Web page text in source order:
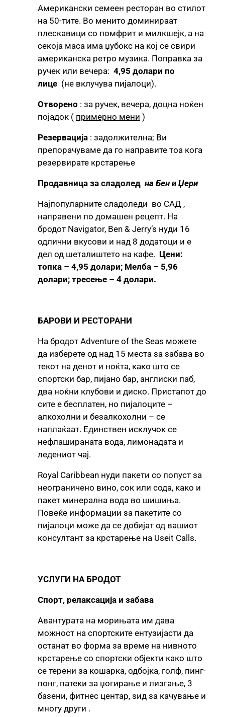
Американски семеен ресторан во стилот
на 50-тите. Во менито доминираат
плескавици со помфрит и милкшејк, а на
секоја маса има џубокс на кој се свири
американска ретро музика. Поправка за
ручек или вечера: 4,95 долари по
лице (не вклучува пијалоци).
Отворено : за ручек, вечера, доцна ноќен
појадок ( примерно мени )
Резервација : задолжителна; Ви
препорачуваме да го направите тоа кога
резервирате крстарење
Продавница за сладолед на Бен и Џери
Најпопуларните сладоледи во САД ,
направени по домашен рецепт. На
бродот Navigator, Ben & Jerry’s нуди 16
одлични вкусови и над 8 додатоци и е
дел од шеталиштето на кафе. Цени:
топка – 4,95 долари; Мелба – 5,96
долари; тресење – 4 долари.
БАРОВИ И РЕСТОРАНИ
На бродот Adventure of the Seas можете
да изберете од над 15 места за забава во
текот на денот и ноќта, како што се
спортски бар, пијано бар, англиски паб,
два ноќни клубови и диско. Пристапот до
сите е бесплатен, но пијалоците –
алкохолни и безалкохолни – се
наплаќаат. Единствен исклучок се
нефлашираната вода, лимонадата и
ледениот чај.
Royal Caribbean нуди пакети со попуст за
неограничено вино, сок или сода, како и
пакет минерална вода во шишиња.
Повеќе информации за пакетите со
пијалоци може да се добијат од вашиот
консултант за крстарење на Useit Calls.
УСЛУГИ НА БРОДОТ
Спорт, релаксација и забава
Авантурата на морињата им дава
можност на спортските ентузијасти да
останат во форма за време на нивното
крстарење со спортски објекти како што
се терени за кошарка, одбојка, голф, пинг-
понг, патеки за џогирање и лизгање, 3
базени, фитнес центар, ѕид за качување и
многу други .